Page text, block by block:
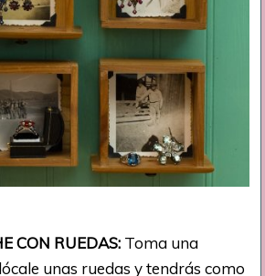
CON RUEDAS: Toma una
unas ruedas y tendrás como